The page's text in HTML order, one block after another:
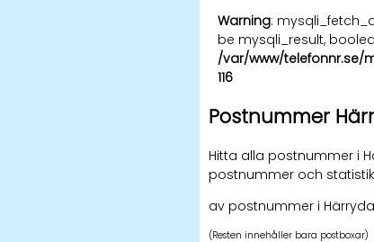
Warning:
be mysqli_result,
/var/www/telefonnr.se/
116
Postnummer
Hitta alla postnummer i
postnummer och
av postnummer i
(Resten innehåller bara postboxar)